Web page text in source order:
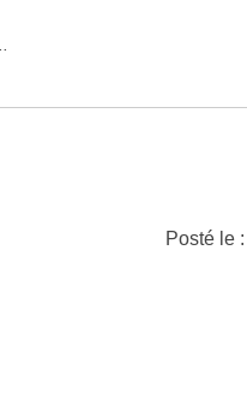
Posté le